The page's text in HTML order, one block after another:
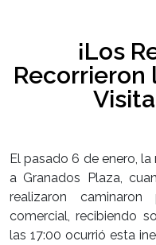
¡Los
Recorrieron
El pasado 6 de enero,
a Granados Plaza,
realizaron
comercial, recibiendo
las 17:00 ocurrió esta